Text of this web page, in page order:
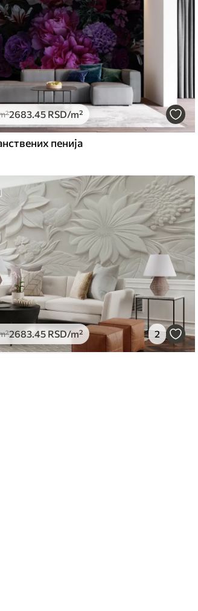
2683.45 RSD/m²
пенија
2683 .45 RSD/m² 2